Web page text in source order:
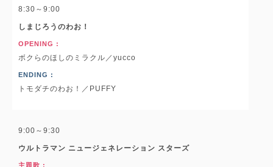
8:30～9:00
しまじろうのわお！
OPENING :
ボクらのほしのミラクル／yucco
ENDING :
トモダチのわお！／PUFFY
9:00～9:30
ウルトラマン ニュージェネレーション スターズ
主題歌 :